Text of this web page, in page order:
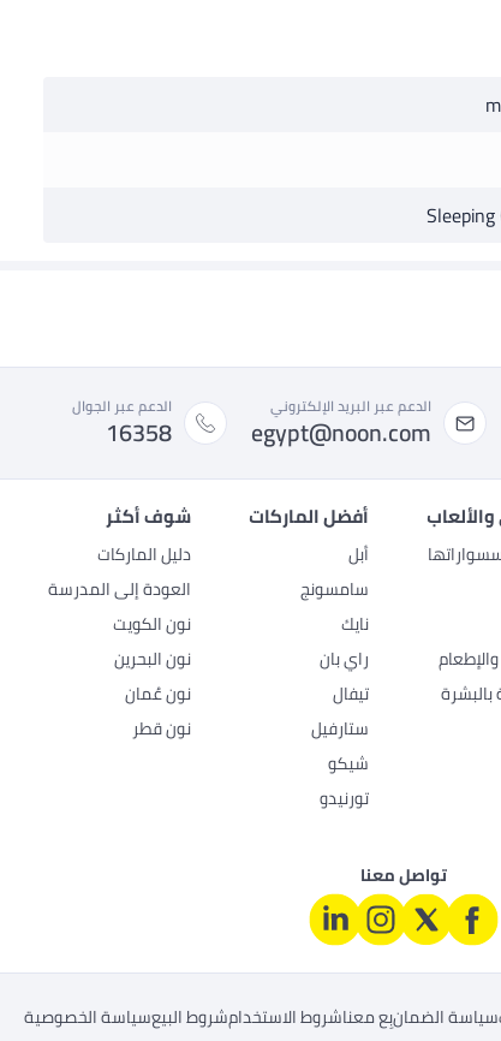
الدعم عبر البريد الإلكتروني
egypt@noon.com
الدعم عبر الجوال
16358
بالبشرة
أفضل الماركات
أبل
سامسونج
نايك
راي بان
تيفال
ستارفيل
شيكو
تورنيدو
شوف أكثر
دليل الماركات
العودة إلى المدرسة
نون الكويت
نون البحرين
نون عُمان
نون قطر
تواصل معنا
سياسة الضمانبِع معناشروط الاستخدامشروط البيعسياسة الخصوصية